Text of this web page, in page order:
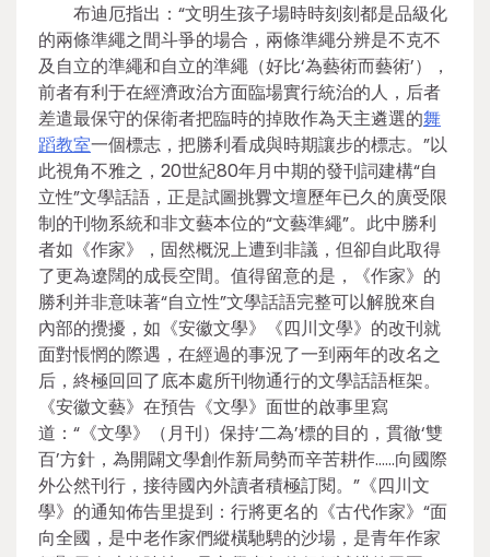
布迪厄指出：“文明生孩子場時時刻刻都是品級化
的兩條準繩之間斗爭的場合，兩條準繩分辨是不克不
及自立的準繩和自立的準繩（好比‘為藝術而藝術’），
前者有利于在經濟政治方面臨場實行統治的人，后者
差遣最保守的保衛者把臨時的掉敗作為天主遴選的舞
蹈教室一個標志，把勝利看成與時期讓步的標志。”以
此視角不雅之，20世紀80年月中期的發刊詞建構“自
立性”文學話語，正是試圖挑釁文壇歷年已久的廣受限
制的刊物系統和非文藝本位的“文藝準繩”。此中勝利
者如《作家》，固然概況上遭到非議，但卻自此取得
了更為遼闊的成長空間。值得留意的是，《作家》的
勝利并非意味著“自立性”文學話語完整可以解脫來自
內部的攪擾，如《安徽文學》《四川文學》的改刊就
面對悵惘的際遇，在經過的事況了一到兩年的改名之
后，終極回回了底本處所刊物通行的文學話語框架。
《安徽文藝》在預告《文學》面世的啟事里寫
道：“《文學》（月刊）保持‘二為’標的目的，貫徹‘雙
百’方針，為開闢文學創作新局勢而辛苦耕作……向國際
外公然刊行，接待國內外讀者積極訂閱。”《四川文
學》的通知佈告里提到：行將更名的《古代作家》“面
向全國，是中老作家們縱橫馳騁的沙場，是青年作家